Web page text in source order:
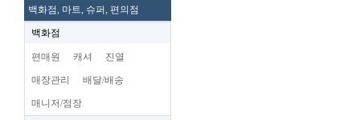
백화점, 마트, 슈퍼, 편의점
백화점
편매원 캐셔 진열
매장관리 배달/배송
매니저/점장